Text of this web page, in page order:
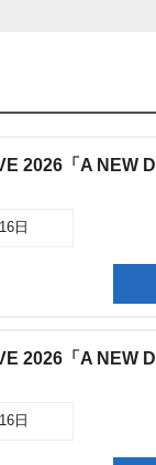
2026「A NEW
日
2026「A NEW
日